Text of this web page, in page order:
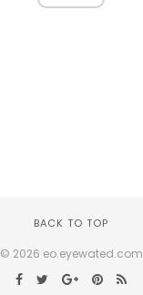
BACK TO TOP
© 2026 eo.eyewated.com